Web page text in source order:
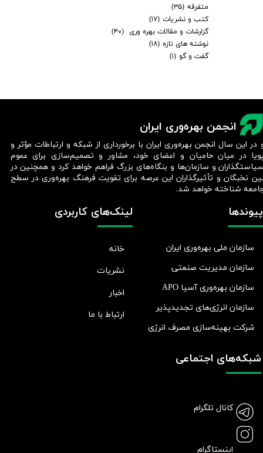
متفرقه (۳۵)
کتب و نشریات (۱۷)
گزارشات و مقالات بهره وری
(۴۰)
نوشته های تازه (۱۸)
گفت و گو (۱)
انجمن بهره‌وری ایران
لینک‌های کاربردی
خانه
نشریات
اخبار
ارتباط با ما
پیوندها
سازمان ملی بهره‌وری ایران
سازمان مدیریت صنعتی
سازمان بهره‌وری آسیا APO
سازمان انرژی‌های تجدیدپذیر
شرکت بهينه‌سازی مصرف انرژی
شبکه‌های اجتماعی
کانال تلگرام
اینستاگرام
در این سال انجمن بهره‌وری ایران با برخورداری از شبکه و ارتباطات مؤثر و
در میان حامیان و اعضای خود، مشاور و تصمیم‌سازی برای عموم
و سازمان‌ها و بنگاه‌های بزرگ فراهم خواهد کرد و همچنین در
نخبگان و تأثیرگذاران این عرصه برای تقویت فرهنگ بهره‌وری در سطح
شناخته خواهد شد.​​​​​​​